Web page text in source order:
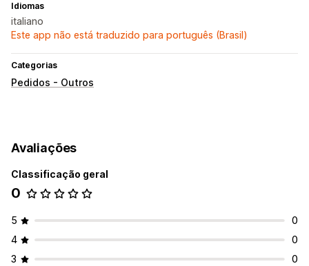
Idiomas
italiano
Este app não está traduzido para português (Brasil)
Categorias
Pedidos - Outros
Avaliações
Classificação geral
0
5
0
4
0
3
0